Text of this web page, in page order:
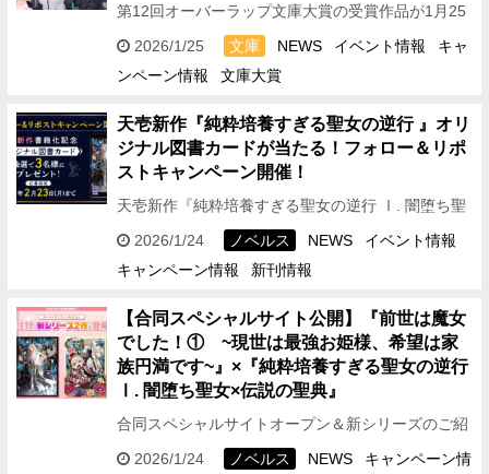
第12回オーバーラップ文庫大賞の受賞作品が1月25
日に発売されたことを記念して、 受賞作品4作品そ
れぞれのビジュアルを使用したオリジナル図書カー
ドが抽選で…
2026/1/25 文庫 NEWS イベント情報
キャ
ンペーン情報
文庫大賞
天壱新作『純粋培養すぎる聖女の逆行 』オリ
ジナル図書カードが当たる！フォロー＆リポ
ストキャンペーン開催！
天壱新作『純粋培養すぎる聖女の逆行 Ⅰ. 闇堕ち聖
女×伝説の聖典』が1月25日に発売されることを記念
して、 本作のビジュアルを使用したオリジナル図書
カードが抽…
2026/1/24 ノベルス NEWS
イベント情報
キャンペーン情報
新刊情報
【合同スペシャルサイト公開 】『前世は魔女
でした！① ~現世は最強お姫様、希望は家
族円満です~』×『純粋培養すぎる聖女の逆行
Ⅰ. 闇堕ち聖女×伝説の聖典』
合同スペシャルサイトオープン＆新シリーズのご紹
介です♪ 1月25日（日）発売!! オーバーラップノベ
2026/1/24 ノベルス NEWS キャンペーン情